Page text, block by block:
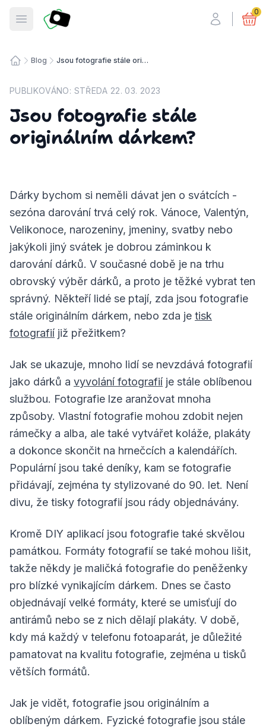
Otevřít menu
Fotosmart 0
Blog Jsou fotografie stále originálním dárkem?
PUBLIKOVÁNO: STŘEDA 22. 03. 2023
Jsou fotografie stále
originálním dárkem?
Dárky bychom si neměli dávat jen o svátcích -
sezóna darování trvá celý rok. Vánoce, Valentýn,
Velikonoce, narozeniny, jmeniny, svatby nebo
jakýkoli jiný svátek je dobrou záminkou k
darování dárků. V současné době je na trhu
obrovský výběr dárků, a proto je těžké vybrat ten
správný. Někteří lidé se ptají, zda jsou fotografie
stále originálním dárkem, nebo zda je tisk
fotografií již přežitkem?
Jak se ukazuje, mnoho lidí se nevzdává fotografií
jako dárků a vyvolání fotografií je stále oblíbenou
službou. Fotografie lze aranžovat mnoha
způsoby. Vlastní fotografie mohou zdobit nejen
rámečky a alba, ale také vytvářet koláže, plakáty
a dokonce skončit na hrnečcích a kalendářích.
Populární jsou také deníky, kam se fotografie
přidávají, zejména ty stylizované do 90. let. Není
divu, že tisky fotografií jsou rády objednávány.
Kromě DIY aplikací jsou fotografie také skvělou
památkou. Formáty fotografií se také mohou lišit,
takže někdy je maličká fotografie do peněženky
pro blízké vynikajícím dárkem. Dnes se často
objednávají velké formáty, které se umisťují do
antirámů nebo se z nich dělají plakáty. V době,
kdy má každý v telefonu fotoaparát, je důležité
pamatovat na kvalitu fotografie, zejména u tisků
větších formátů.
Jak je vidět, fotografie jsou originálním a
oblíbeným dárkem. Fyzické fotografie jsou stále